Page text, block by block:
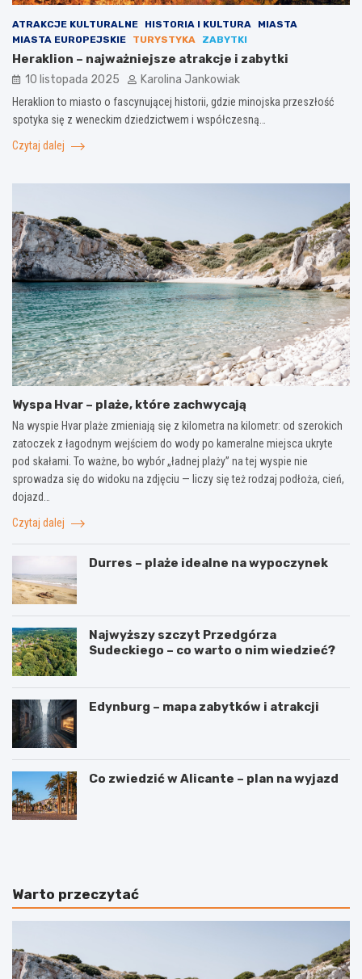
ATRAKCJE KULTURALNE HISTORIA I KULTURA
MIASTA
MIASTA EUROPEJSKIE
TURYSTYKA ZABYTKI
Heraklion – najważniejsze atrakcje i zabytki
10 listopada 2025 Karolina Jankowiak
Heraklion to miasto o fascynującej historii, gdzie minojska przeszłość
spotyka się z weneckim dziedzictwem i współczesną…
Czytaj dalej
Wyspa Hvar – plaże, które zachwycają
Na wyspie Hvar plaże zmieniają się z kilometra na kilometr: od szerokich
zatoczek z łagodnym wejściem do wody po kameralne miejsca ukryte
pod skałami. To ważne, bo wybór „ładnej plaży” na tej wyspie nie
sprowadza się do widoku na zdjęciu — liczy się też rodzaj podłoża, cień,
dojazd…
Czytaj dalej
Durres – plaże idealne na wypoczynek
Najwyższy szczyt Przedgórza
Sudeckiego – co warto o nim wiedzieć?
Edynburg – mapa zabytków i atrakcji
Co zwiedzić w Alicante – plan na wyjazd
W
e
m
a
a
r
3
r
e
s
j
ą
Warto przeczytać